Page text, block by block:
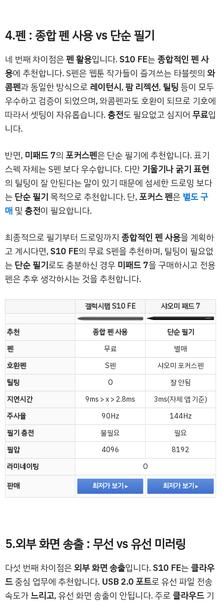
4.펜 : 종합 펜 사용 vs 단순 필기
네 번째 차이점은펜 활용입니다.S10 FE는종합적인 펜 사
용에 추천합니다. S펜은 웹툰 작가들이 즐겨쓰는 타블렛의 와
콤펜과 동일한 방식으로 레이턴시,팜 리젝션,틸팅등이 모두
우수하고 검증이 되었으며, 와콤펜과도 호환이 되므로 기호에
따라서 셋팅이 자유롭습니다.충전도 필요없고 심지어 무료입
니다.
반면,미패드 7의 포커스펜은 단순 필기에 추천합니다. 표기
스펙 자체는 S펜 보다 우수합니다. 다만기울기나 굵기 표현
의 틸팅이 잘 안된다는 말이 있기 때문에 섬세한 드로잉 보다
는 단순 필기목적으로 추천합니다. 단,포커스 펜은 별도 구
매 및충전이 필요합니다.
최종적으로 필기부터 드로잉까지 종합적인 펜 사용을 계획하
고 계시다면,S10 FE의 무료 S펜을 추천하며, 틸팅이 필요없
는 단순 필기로도 충분하신 경우 미패드 7을 구매하시고 전용
펜은 추후 생각하시는 것을 추천합니다.
갤럭시탭 S10 FE 샤오미 패드 7
추천 종합 펜 사용
단순 필기
펜
무료
별매
호환펜
S펜
샤오미 포커스펜
틸팅
O
잘 안됨
지연시간
9ms > x > 2.8ms
3ms(자체 앱 기준)
주사율
90Hz
144Hz
필기 충전
불필요
필요
필압
4096
8192
라미네이팅
O
판매
최저가 보기 최저가 보기
5.외부 화면 송출 : 무선 vs 유선 미러링
다섯 번째 차이점은외부 화면 송출입니다.S10 FE는클라우
드중심 업무에 추천합니다. USB 2.0 포트로 유선 파일 전송
속도가느리고, 유선 화면 송출이 안됩니다. 주로클라우드 기